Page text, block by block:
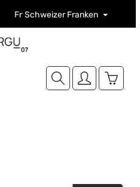
Fr Schweizer Franken